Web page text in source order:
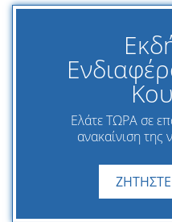
Ελάτε ΤΩΡΑ σε
ανακαίνιση της